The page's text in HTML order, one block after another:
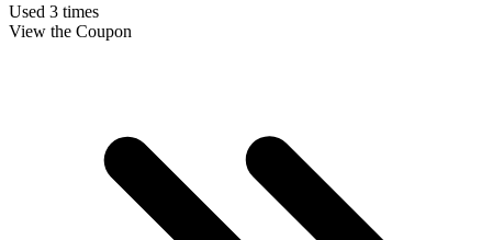
Used 3 times
View the Coupon